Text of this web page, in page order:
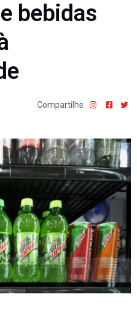
bebidas
Compartilhe